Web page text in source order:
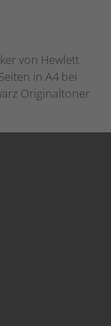
von Hewlett
in A4 bei
Originaltoner